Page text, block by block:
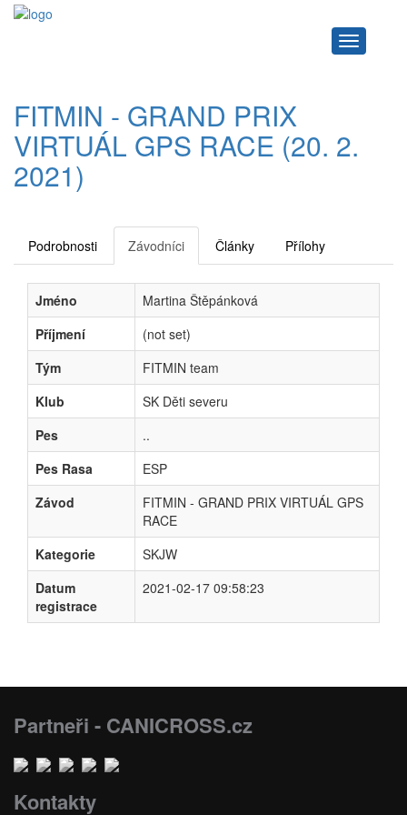
Navigace
FITMIN - GRAND PRIX
VIRTUÁL GPS RACE (20. 2.
2021)
Podrobnosti Závodníci Články Přílohy
Jméno
Martina Štěpánková
Příjmení
(not set)
Tým
FITMIN team
Klub
SK Děti severu
Pes
..
Pes Rasa
ESP
Závod
FITMIN - GRAND PRIX VIRTUÁL GPS
RACE
Kategorie
SKJW
Datum
registrace
2021-02-17 09:58:23
Partneři - CANICROSS.cz
Kontakty